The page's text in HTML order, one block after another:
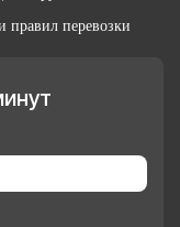
правил перевозки